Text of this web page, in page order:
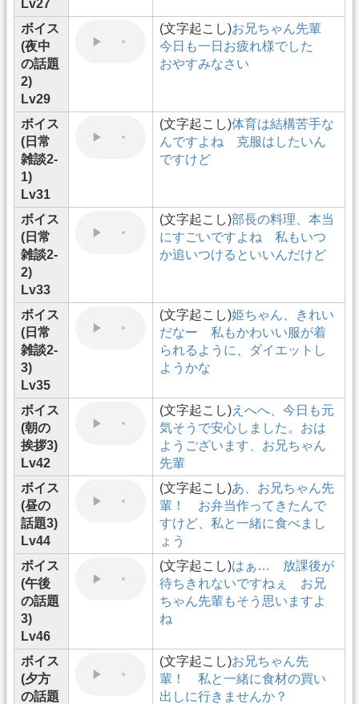
Lv27
ボイス
(夜中
の話題
2)
Lv29
(文字起こし)お兄ちゃん先輩
今日も一日お疲れ様でした
おやすみなさい
ボイス
(日常
雑談2-
1)
Lv31
(文字起こし)体育は結構苦手な
んですよね 克服はしたいん
ですけど
ボイス
(日常
雑談2-
2)
Lv33
(文字起こし)部長の料理、本当
にすごいですよね 私もいつ
か追いつけるといいんだけど
ボイス
(日常
雑談2-
3)
Lv35
(文字起こし)姫ちゃん、きれい
だなー 私もかわいい服が着
られるように、ダイエットし
ようかな
ボイス
(朝の
挨拶3)
Lv42
(文字起こし)えへへ、今日も元
気そうで安心しました。おは
ようございます、お兄ちゃん
先輩
ボイス
(昼の
話題3)
Lv44
(文字起こし)あ、お兄ちゃん先
輩！ お弁当作ってきたんで
すけど、私と一緒に食べまし
ょう
ボイス
(午後
の話題
3)
Lv46
(文字起こし)はぁ… 放課後が
待ちきれないですねぇ お兄
ちゃん先輩もそう思いますよ
ね
ボイス
(夕方
の話題
(文字起こし)お兄ちゃん先
輩！ 私と一緒に食材の買い
出しに行きませんか？